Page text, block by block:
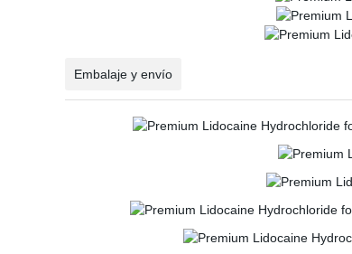
Embalaje y envío